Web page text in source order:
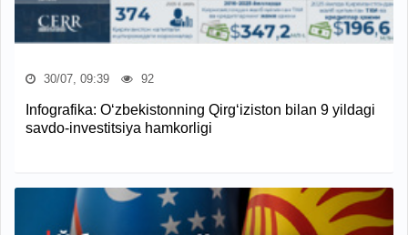
30/07, 09:39 92
Infografika: O‘zbekistonning Qirg‘iziston bilan 9 yildagi
savdo-investitsiya hamkorligi